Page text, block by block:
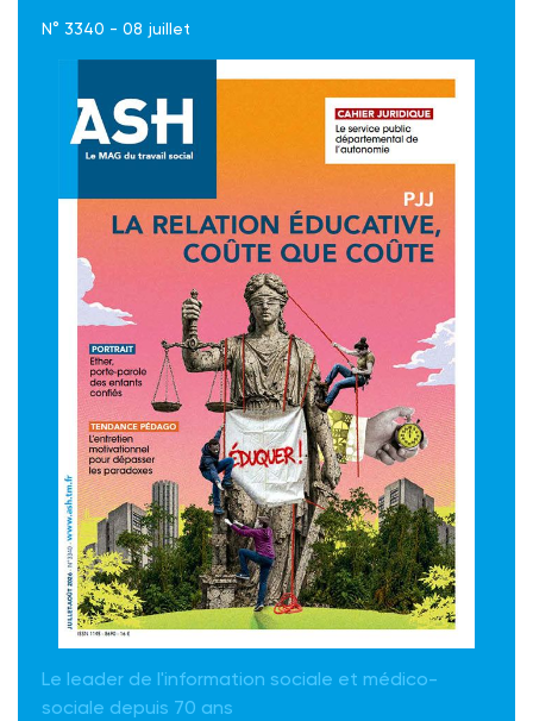
N° 3340 - 08 juillet
Le leader de l'information sociale et médico-
sociale depuis 70 ans